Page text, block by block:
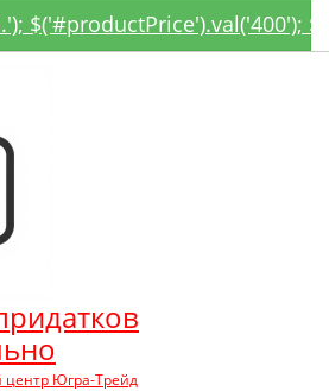
$('#productPrice').val('400');
Югра-Трейд